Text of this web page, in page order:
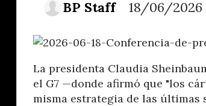
18/06/2026
BP Staff
La presidenta Claudia
el G7 —donde afirmó que "los
misma estrategia de las últimas